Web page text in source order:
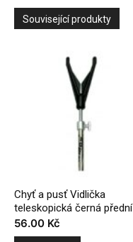
Související produkty
Chyť a pusť Vidlička
teleskopická černá přední
56.00 Kč